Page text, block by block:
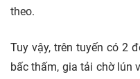
theo.
Tuy vậy, trên tuyến có 2
bấc thấm, gia tải chờ lún